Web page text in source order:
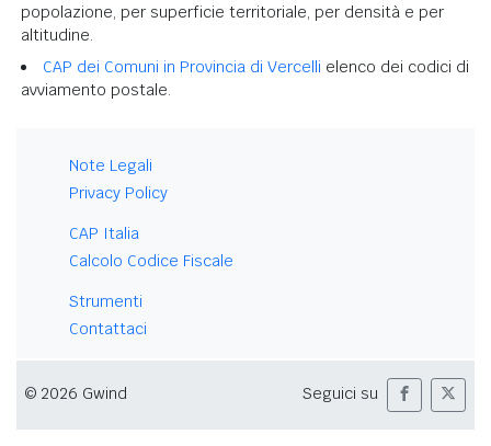
popolazione, per superficie territoriale, per densità e per
altitudine.
CAP dei Comuni in Provincia di Vercelli elenco dei codici di
avviamento postale.
Note Legali
Privacy Policy
CAP Italia
Calcolo Codice Fiscale
Strumenti
Contattaci
© 2026 Gwind Seguici su